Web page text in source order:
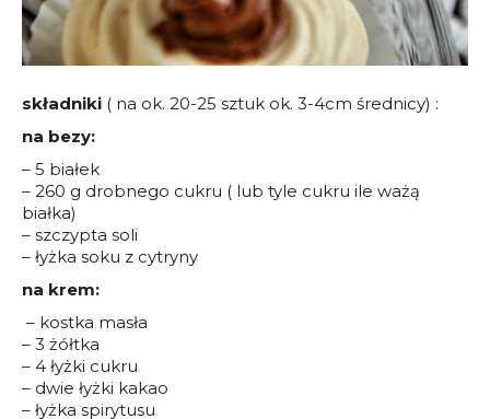
składniki ( na ok. 20-25 sztuk ok. 3-4cm średnicy) :
na bezy:
– 5 białek
– 260 g drobnego cukru ( lub tyle cukru ile ważą
białka)
– szczypta soli
– łyżka soku z cytryny
na krem:
– kostka masła
– 3 żółtka
– 4 łyżki cukru
– dwie łyżki kakao
– łyżka spirytusu